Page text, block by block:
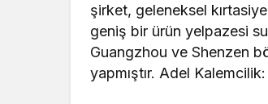
şirket, geleneksel
geniş bir ürün yelpazesi
Guangzhou ve Shenzen
yapmıştır. Adel